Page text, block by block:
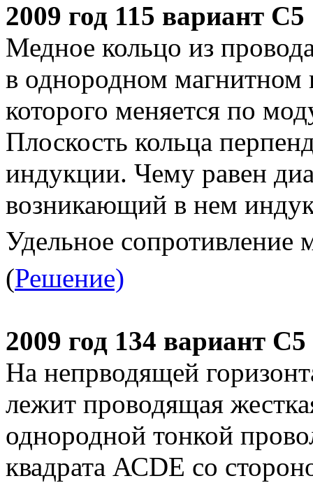
2009 год 115 вариант С5
Медное кольцо из
в однородном магнитном
которого меняется по
Плоскость кольца
индукции. Чему равен
возникающий в нем
Удельное сопротивление
(Решение)
2009 год 134 вариант С5
На непрводящей
лежит проводящая
однородной тонкой
квадрата АСDЕ со